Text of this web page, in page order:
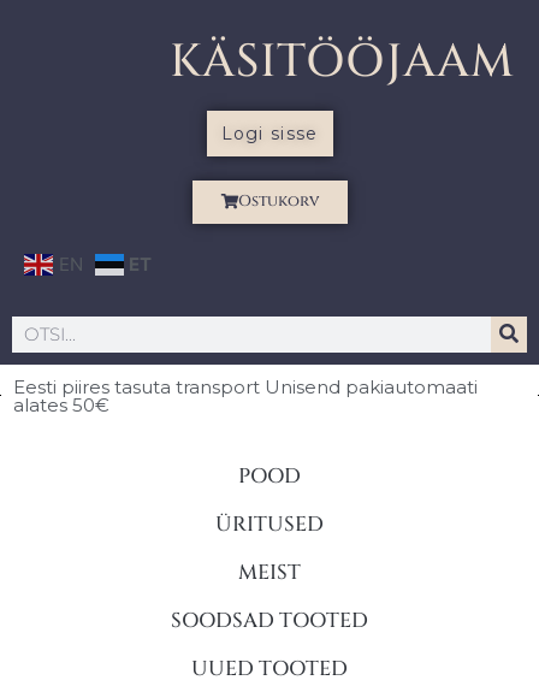
KÄSITÖÖJAAM
Logi sisse
Ostukorv
EN ET
Eesti piires tasuta transport Unisend pakiautomaati
alates 50€
POOD
ÜRITUSED
MEIST
SOODSAD TOOTED
UUED TOOTED